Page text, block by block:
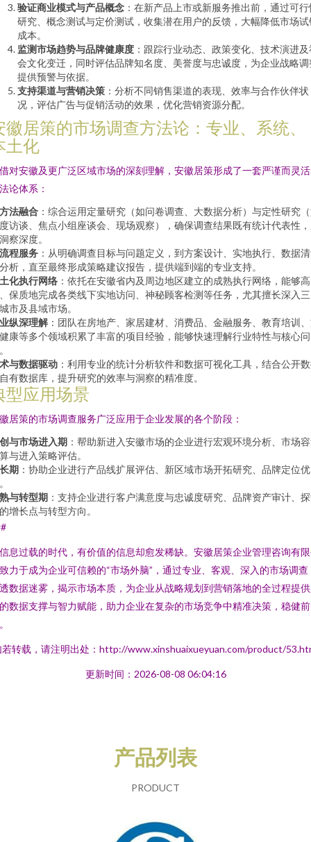
验证商业模式与产品概念 ：在新产品上市或新服务推出前，通过可
研究、概念测试与定价测试，收集潜在用户的反馈，大幅降低市场试
成本。
监测市场趋势与品牌健康度 ：跟踪行业动态、政策变化、技术演进
会文化变迁，同时评估品牌知名度、美誉度与忠诚度，为企业战略调
提供预警与依据。
支持渠道与营销决策 ：分析不同销售渠道的表现、效率与合作伙伴状
况，评估广告与促销活动的效果，优化营销资源分配。
徽居策的市场调查方法论：专业、系统、
土化
对安徽及更广泛区域市场的深刻理解，安徽居策形成了一套严谨而灵
论体系：
法融合 ：综合运用定量研究（如问卷调查、大数据分析）与定性研究
访谈、焦点小组座谈会、现场观察），确保调查结果既有统计代表性
察深度。
程服务 ：从明确调查目标与问题定义，到方案设计、实地执行、数据
析，直至最终形成策略建议报告，提供端到端的专业支持。
化执行网络 ：依托在安徽省内及周边地区建立的成熟执行网络，能够高
保质地完成各类线下实地访问、神秘顾客检测等任务，尤其擅长深入
市及县域市场。
纵深理解：团队在房地产、家居建材、消费品、金融服务、教育培训
康等多个领域积累了丰富的项目经验，能够快速理解行业特性与核心问
与数据驱动 ：利用专业的统计分析软件和数据可视化工具，结合公开
有数据库，提升研究的效率与洞察的精准度。
型应用场景
居策的市场调查服务广泛应用于企业发展的各个阶段：
与市场进入期 ：帮助新进入安徽市场的企业进行宏观环境分析、市场
与进入策略评估。
期 ：协助企业进行产品线扩展评估、新区域市场开拓研究、品牌定位优
与转型期 ：支持企业进行客户满意度与忠诚度研究、品牌资产审计、
增长点与转型方向。
息过载的时代，有价值的信息却愈发稀缺。安徽居策企业管理咨询有
力于成为企业可信赖的“市场外脑”，通过专业、客观、深入的市场调查
数据迷雾，揭示市场本质，为企业从战略规划到营销落地的全过程提
数据支撑与智力赋能，助力企业在复杂的市场竞争中精准决策，稳健前
若转载，请注明出处：http://www.xinshuaixueyuan.com/product/
更新时间：2026-08-08 06:04:16
产品列表
PRODUCT